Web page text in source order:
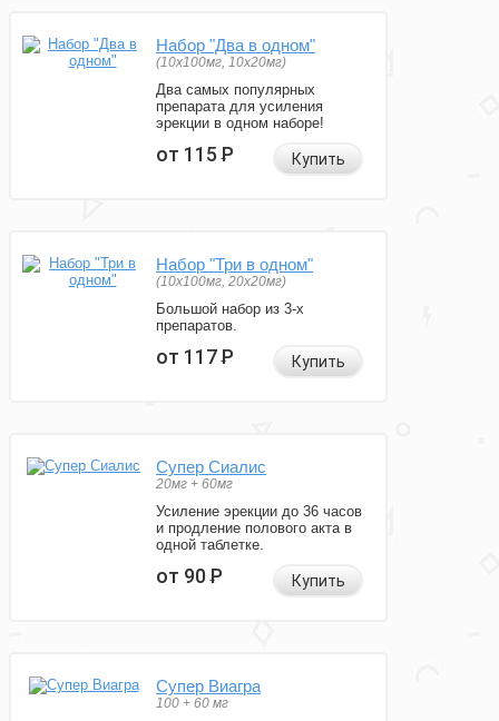
Набор "Два в одном"
(10x100мг, 10x20мг)
Два самых популярных
препарата для усиления
эрекции в одном наборе!
от 115Р Купить
Набор "Три в одном"
(10x100мг, 20x20мг)
Большой набор из 3-х
препаратов.
от 117Р Купить
Супер Сиалис
20мг + 60мг
Усиление эрекции до 36 часов
и продление полового акта в
одной таблетке.
от 90Р Купить
Супер Виагра
100 + 60 мг